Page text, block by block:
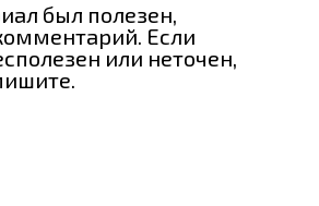
был полезен,
Если
или неточен,